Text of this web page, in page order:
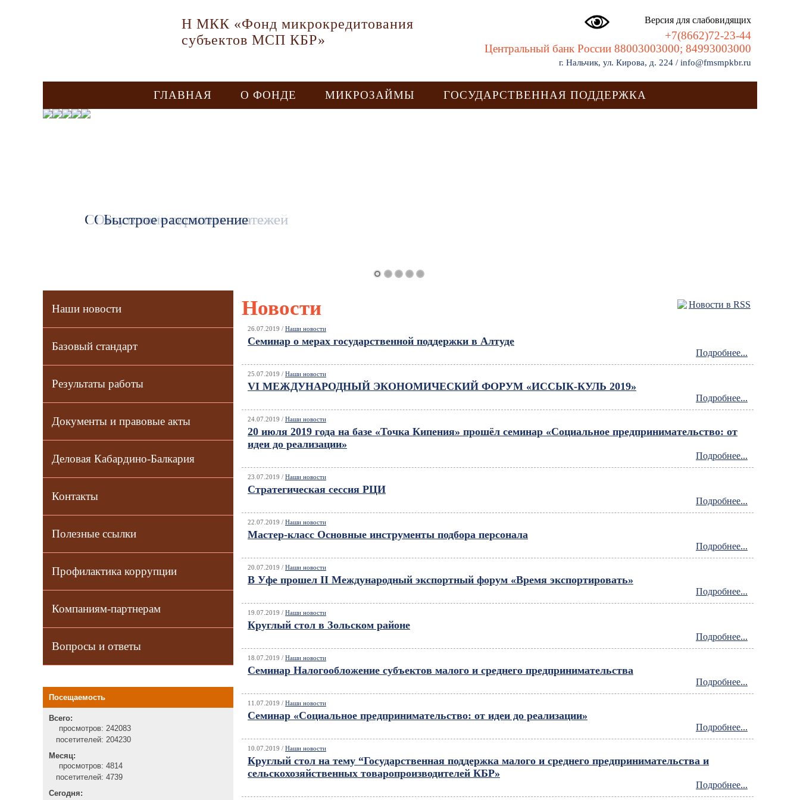
Н МКК «Фонд микрокредитования
субъектов МСП КБР»
Версия для слабовидящих
+7(8662)72-23-44
Центральный банк России 88003003000; 84993003000
г. Нальчик, ул. Кирова, д. 224 / info@fmsmpkbr.ru
ГЛАВНАЯ О ФОНДЕ МИКРОЗАЙМЫ ГОСУДАРСТВЕННАЯ ПОДДЕРЖКА
Ставка от 7% до 18% годовых
Отсутствие скрытых платежей
Быстрое рассмотрение
Наши новости
Базовый стандарт
Результаты работы
Документы и правовые акты
Деловая Кабардино-Балкария
Контакты
Полезные ссылки
Профилактика коррупции
Компаниям-партнерам
Вопросы и ответы
Посещаемость
Всего:
просмотров: 242083
посетителей: 204230
Месяц:
просмотров: 4814
посетителей: 4739
Сегодня:
Новости Новости в RSS
26.07.2019 / Наши новости
Семинар о мерах государственной поддержки в Алтуде
Подробнее...
25.07.2019 / Наши новости
VI МЕЖДУНАРОДНЫЙ ЭКОНОМИЧЕСКИЙ ФОРУМ «ИССЫК-КУЛЬ 2019»
Подробнее...
24.07.2019 / Наши новости
20 июля 2019 года на базе «Точка Кипения» прошёл семинар «Социальное предпринимательство: от
идеи до реализации»
Подробнее...
23.07.2019 / Наши новости
Cтратегическая сессия РЦИ
Подробнее...
22.07.2019 / Наши новости
Мастер-класс Основные инструменты подбора персонала
Подробнее...
20.07.2019 / Наши новости
В Уфе прошел II Международный экспортный форум «Время экспортировать»
Подробнее...
19.07.2019 / Наши новости
Круглый стол в Зольском районе
Подробнее...
18.07.2019 / Наши новости
Семинар Налогообложение субъектов малого и среднего предпринимательства
Подробнее...
11.07.2019 / Наши новости
Семинар «Социальное предпринимательство: от идеи до реализации»
Подробнее...
10.07.2019 / Наши новости
Круглый стол на тему “Государственная поддержка малого и среднего предпринимательства и
сельскохозяйственных товаропроизводителей КБР»
Подробнее...